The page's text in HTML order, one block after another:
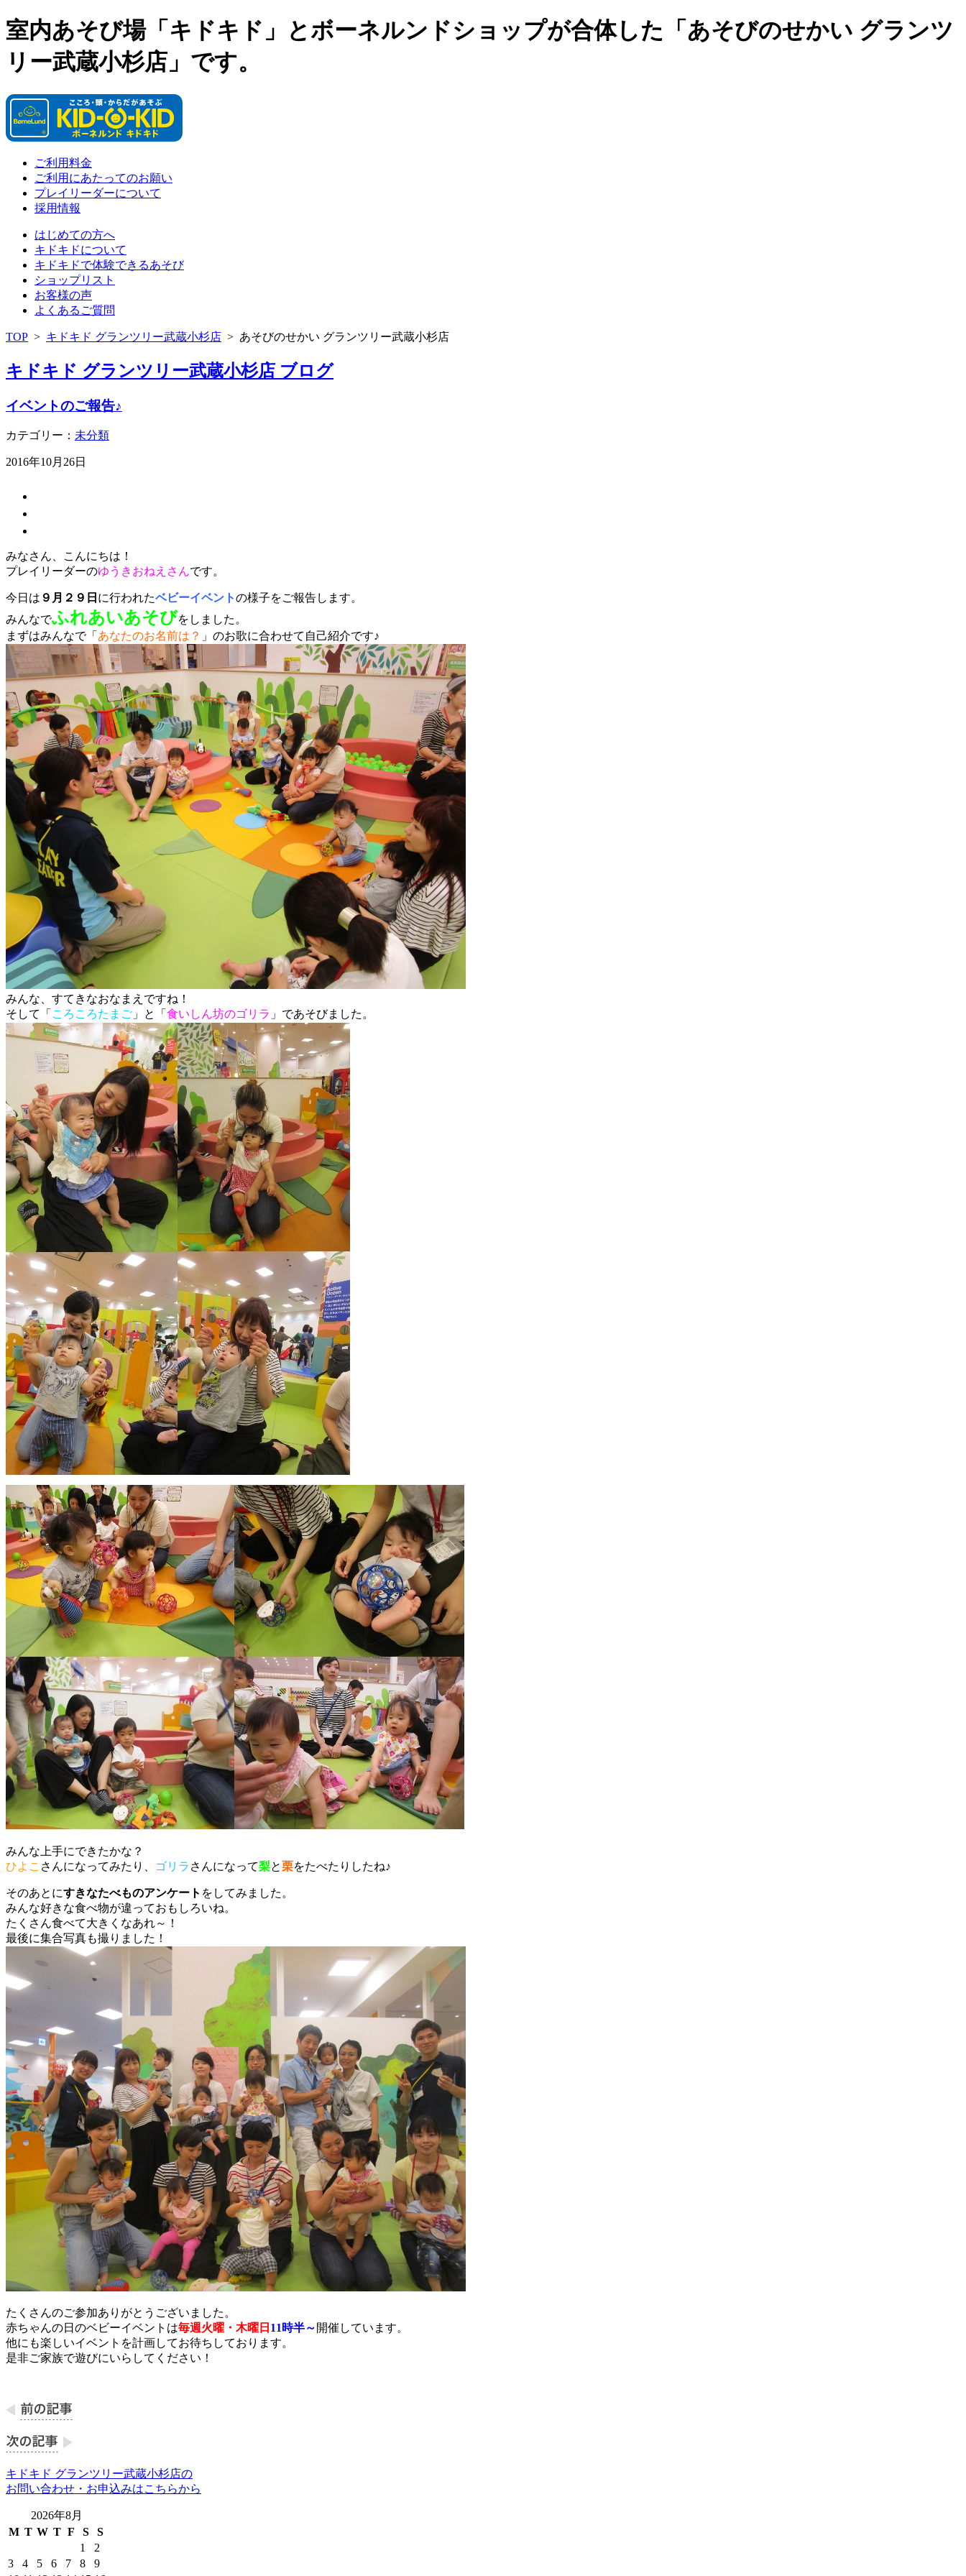
室内あそび場「キドキド」とボーネルンドショップが合体した「あそびのせかい グランツ
リー武蔵小杉店」です。
ご利用料金
ご利用にあたってのお願い
プレイリーダーについて
採用情報
はじめての方へ
キドキドについて
キドキドで体験できるあそび
ショップリスト
お客様の声
よくあるご質問
TOP > キドキド グランツリー武蔵小杉店 > あそびのせかい グランツリー武蔵小杉店
キドキド グランツリー武蔵小杉店 ブログ
イベントのご報告♪
カテゴリー： 未分類
2016年10月26日
みなさん、こんにちは！
プレイリーダーのゆうきおねえさんです。
今日は ９月２９日 に行われたベビーイベントの様子をご報告します。
みんなでふれあいあそびをしました。
まずはみんなで「 あなたのお名前は？ 」のお歌に合わせて自己紹介です♪
みんな、すてきなおなまえですね！
そして「 ころころたまご 」と「 食いしん坊のゴリラ 」であそびました。
みんな上手にできたかな？
ひよこ さんになってみたり、 ゴリラ さんになって梨と栗をたべたりしたね♪
そのあとにすきなたべものアンケート をしてみました。
みんな好きな食べ物が違っておもしろいね。
たくさん食べて大きくなあれ～！
最後に集合写真も撮りました！
たくさんのご参加ありがとうございました。
赤ちゃんの日のベビーイベントは毎週火曜・木曜日 11時半～ 開催しています。
他にも楽しいイベントを計画してお待ちしております。
是非ご家族で遊びにいらしてください！
キドキド グランツリー武蔵小杉店の
お問い合わせ・お申込みはこちらから
2026年8月
M T W T F S
S
1
2
3
4 5 6 7 8
9